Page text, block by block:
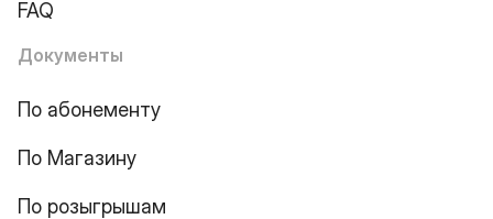
FAQ
Документы
По абонементу
По Магазину
По розыгрышам